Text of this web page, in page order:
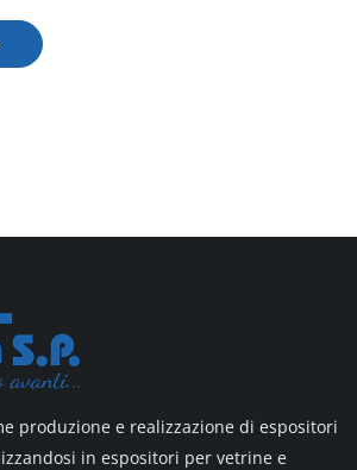
produzione e realizzazione di espositori
in espositori per vetrine e